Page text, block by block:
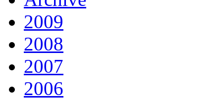
2009
2008
2007
2006